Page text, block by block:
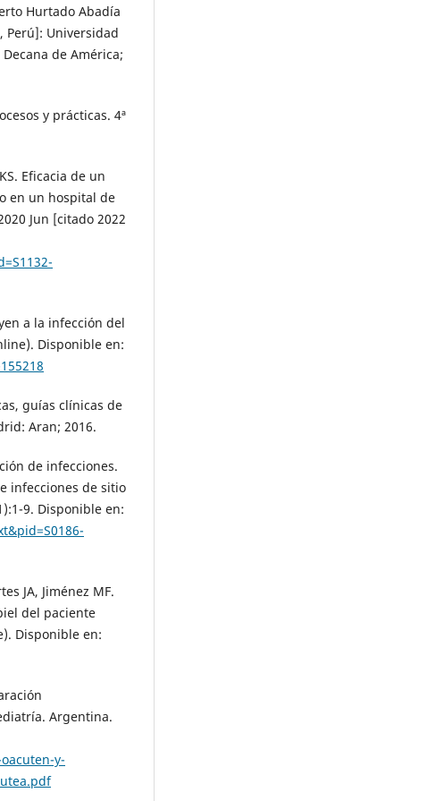
Hurtado Abadía
Perú]: Universidad
de América;
y prácticas. 4ª
Eficacia de un
en un hospital de
Jun [citado 2022
a la infección del
Disponible en:
guías clínicas de
Aran; 2016.
de infecciones.
infecciones de sitio
9. Disponible en:
JA, Jiménez MF.
del paciente
Disponible en:
Argentina.
y-